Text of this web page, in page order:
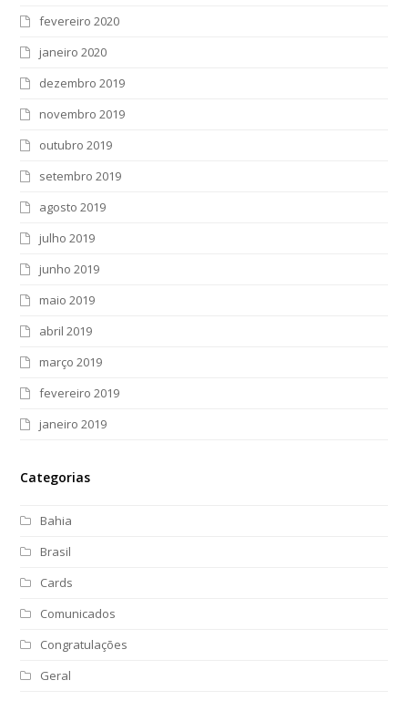
fevereiro 2020
janeiro 2020
dezembro 2019
novembro 2019
outubro 2019
setembro 2019
agosto 2019
julho 2019
junho 2019
maio 2019
abril 2019
março 2019
fevereiro 2019
janeiro 2019
Categorias
Bahia
Brasil
Cards
Comunicados
Congratulações
Geral